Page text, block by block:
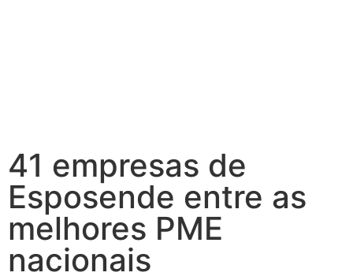
41 empresas de
Esposende entre as
melhores PME
nacionais